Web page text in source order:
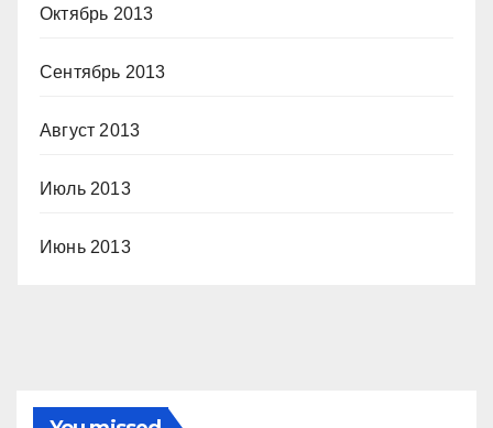
Октябрь 2013
Сентябрь 2013
Август 2013
Июль 2013
Июнь 2013